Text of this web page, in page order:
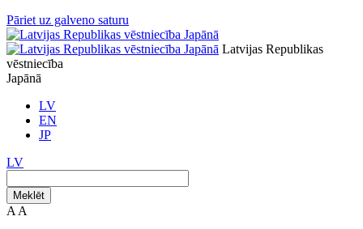
Pāriet uz galveno saturu
Latvijas Republikas
vēstniecība
Japānā
LV
EN
JP
LV
Meklēt
A A